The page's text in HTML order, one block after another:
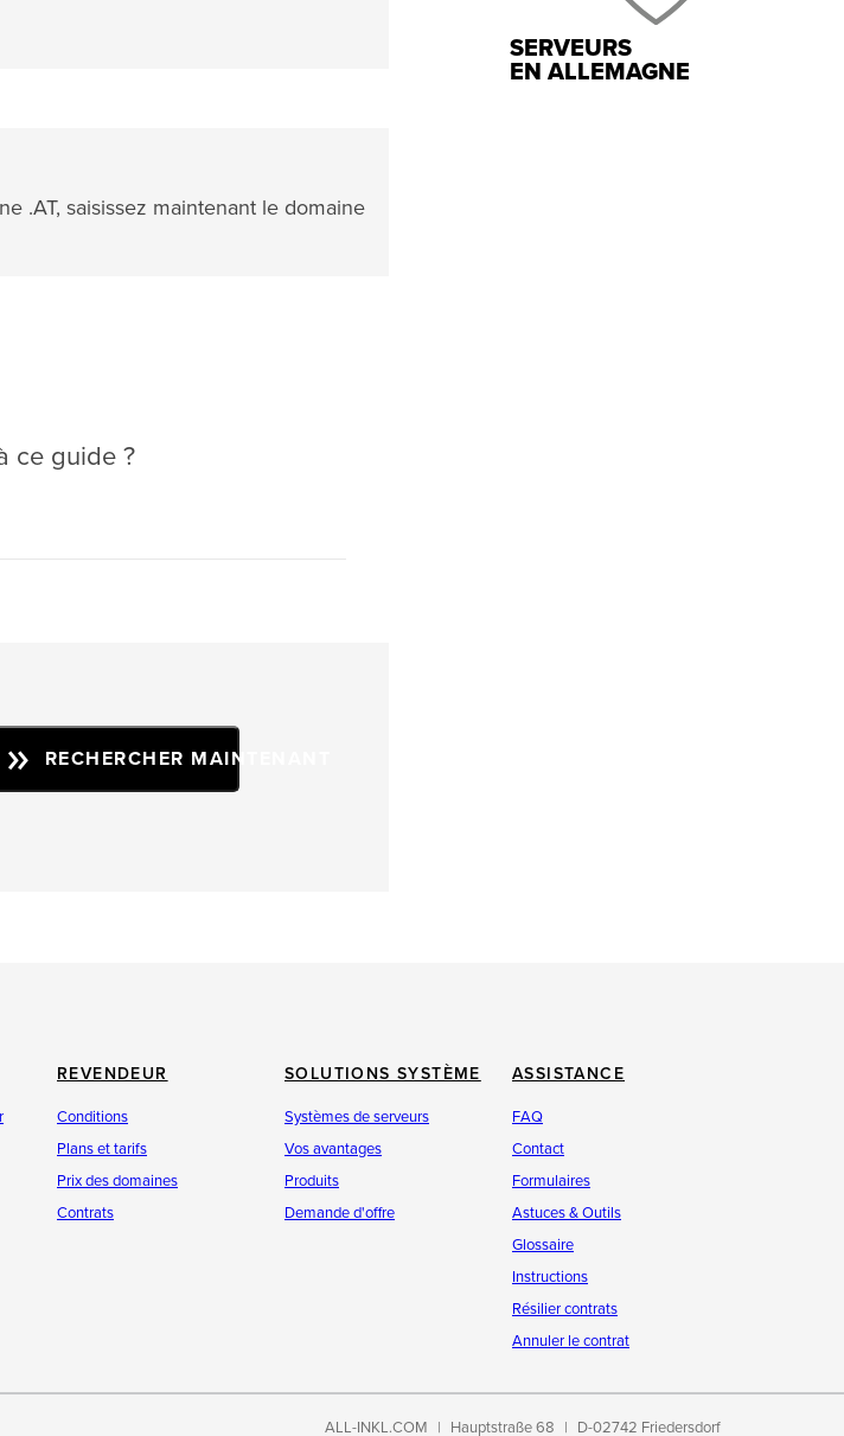
.AT, saisissez maintenant le domaine
ce guide ?
RECHERCHER MAINTENANT
SERVEURS
EN ALLEMAGNE
REVENDEUR
Conditions
Plans et tarifs
Prix des domaines
Contrats
SOLUTIONS SYSTÈME
Systèmes de serveurs
Vos avantages
Produits
Demande d'offre
ASSISTANCE
FAQ
Contact
Formulaires
Astuces & Outils
Glossaire
Instructions
Résilier contrats
Annuler le contrat
ALL-INKL.COM Hauptstraße 68 D-02742 Friedersdorf